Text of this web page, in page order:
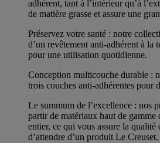
adhérent, tant à l’intérieur qu’à
de matière grasse et assure une
Préservez votre santé : notre
d’un revêtement anti-adhérent à la
pour une utilisation quotidienne.
Conception multicouche durable :
trois couches anti-adhérentes pour
Le summum de l’excellence : nos
partir de matériaux haut de gamme
entier, ce qui vous assure la qualité
d’attendre d’un produit Le Creuset.